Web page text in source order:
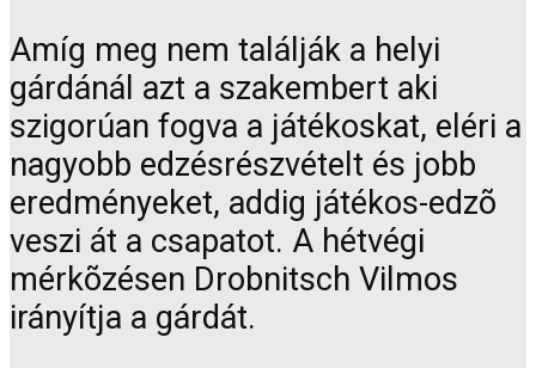
Amíg meg nem találják a helyi
gárdánál azt a szakembert aki
szigorúan fogva a játékoskat, eléri a
nagyobb edzésrészvételt és jobb
eredményeket, addig játékos-edzõ
veszi át a csapatot. A hétvégi
mérkõzésen Drobnitsch Vilmos
irányítja a gárdát.